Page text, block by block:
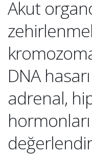
Akut
DNA
adrenal,